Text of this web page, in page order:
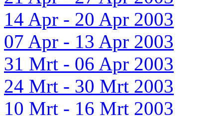
14 Apr - 20 Apr 2003
07 Apr - 13 Apr 2003
31 Mrt - 06 Apr 2003
24 Mrt - 30 Mrt 2003
10 Mrt - 16 Mrt 2003